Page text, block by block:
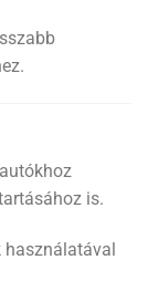
is.